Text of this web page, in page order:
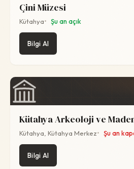
Çini Müzesi
Kütahya Şu an açık
Bilgi Al
Kütahya Arkeoloji ve
Kütahya, Kütahya Merkez Şu an
Bilgi Al